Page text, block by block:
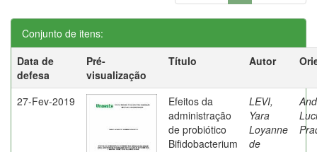
Conjunto de itens:
Data de
defesa
Pré-
visualização
Título Autor
27-Fev-2019
Efeitos da
administração
de probiótico
Bifidobacterium
LEVI,
Yara
Loyanne
de